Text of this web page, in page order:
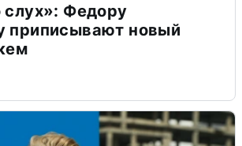
слух»: Федору
приписывают новый